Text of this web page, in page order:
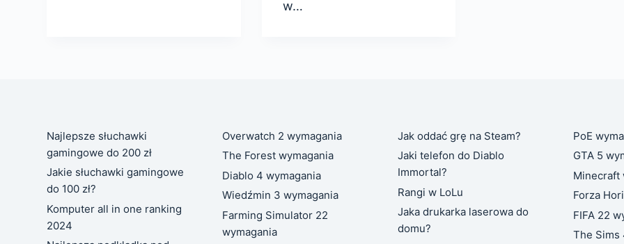
w…
Najlepsze słuchawki
gamingowe do 200 zł
Jakie słuchawki gamingowe
do 100 zł?
Komputer all in one ranking
2024
Overwatch 2 wymagania
The Forest wymagania
Diablo 4 wymagania
Wiedźmin 3 wymagania
Farming Simulator 22
wymagania
Jak oddać grę na Steam?
Jaki telefon do Diablo
Immortal?
Rangi w LoLu
Jaka drukarka laserowa do
domu?
PoE
GTA 5
Minecraft
Forza
FIFA 22
The Sims